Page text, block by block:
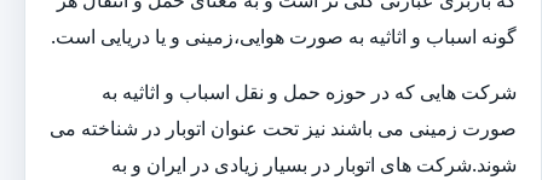
گونه اسباب و اثاثیه به صورت هوایی،زمینی و یا دریایی است.
شرکت هایی که در حوزه حمل و نقل اسباب و اثاثیه به
صورت زمینی می باشند نیز تحت عنوان اتوبار در شناخته می
شوند.شرکت های اتوبار در بسیار زیادی در ایران و به